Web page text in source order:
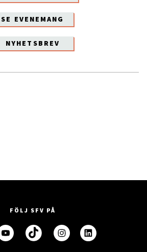
SE EVENEMANG
NYHETSBREV
FÖLJ SFV PÅ